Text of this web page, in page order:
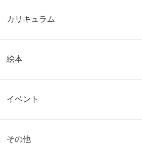
カリキュラム
絵本
イベント
その他